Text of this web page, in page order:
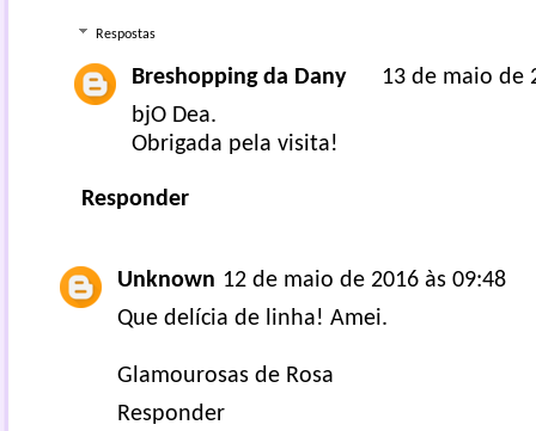
Respostas
Breshopping da Dany
13 de maio de
bjO Dea.
Obrigada pela visita!
Responder
Unknown 12 de maio de 2016 às 09:48
Que delícia de linha! Amei.
Glamourosas de Rosa
Responder